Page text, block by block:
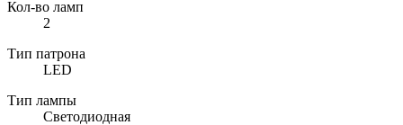
Кол-во ламп
2
Тип патрона
LED
Тип лампы
Светодиодная